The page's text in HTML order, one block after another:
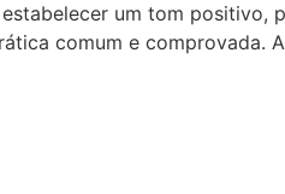
um tom positivo,
comum e comprovada.